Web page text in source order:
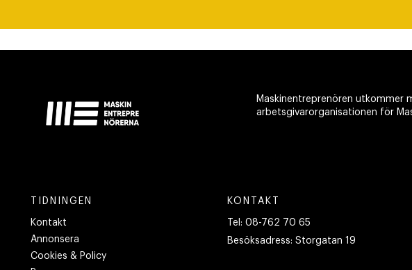
Maskinentreprenören utkommer
arbetsgivarorganisationen för
TIDNINGEN
Kontakt
Annonsera
Cookies & Policy
KONTAKT
Tel: 08-762 70 65
Besöksadress: Storgatan 19